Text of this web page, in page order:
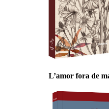
L’amor fora de